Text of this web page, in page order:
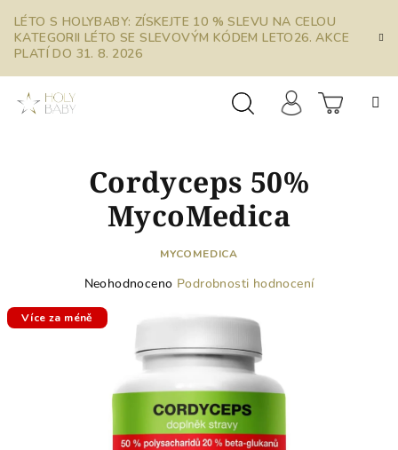
obsah
LÉTO S HOLYBABY: ZÍSKEJTE 10 % SLEVU NA CELOU
KATEGORII LÉTO SE SLEVOVÝM KÓDEM LETO26. AKCE
PLATÍ DO 31. 8. 2026
Cordyceps 50%
MycoMedica
MYCOMEDICA
Průměrné
produktu
hvězdiček.
Neohodnoceno Podrobnosti hodnocení
Více za méně